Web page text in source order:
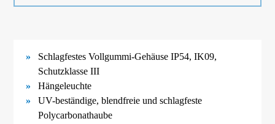
Schlagfestes Vollgummi-Gehäuse IP54, IK09,
Schutzklasse III
Hängeleuchte
UV-beständige, blendfreie und schlagfeste
Polycarbonathaube